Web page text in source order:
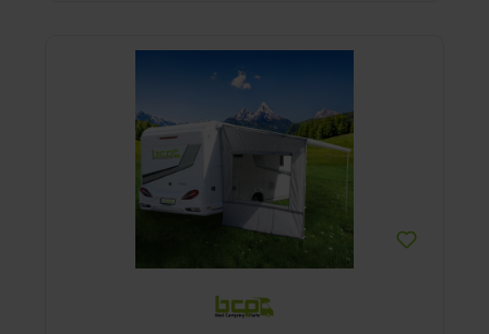
perfekt, um direkt beide Seitenwände sicher und stabil zu
bei Wind und Wetter feste Verbindung von Seitenwand,
Markisentuch und Rafterstange schonende Protectoren
schützen das Markisentuch vor Beschädigungen einfache,
werkzeuglose Montage Set mit 10 Clips und 10 Protektoren –
ausreichend für zwei Seitenwände Ideal für alle, die
Markisen-Seitenwände zuverlässig fixieren und gleichzeitig
das Markisentuch dauerhaft schützen möchten.